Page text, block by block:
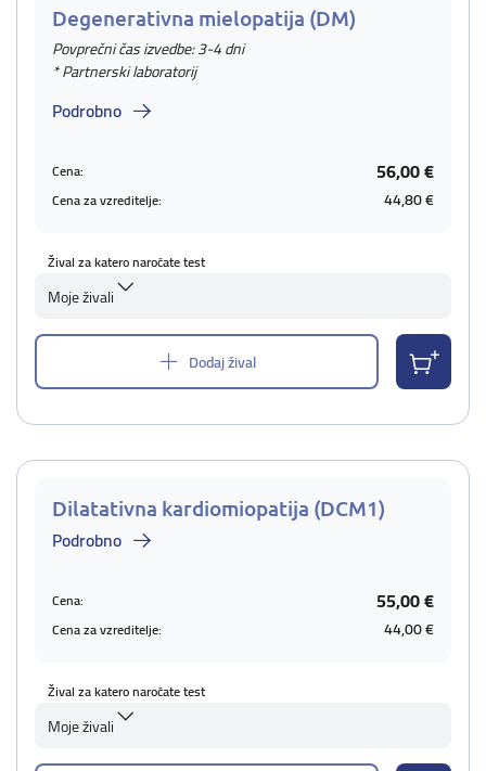
Degenerativna mielopatija (DM)
Povprečni čas izvedbe: 3-4 dni
* Partnerski laboratorij
Podrobno
Cena: 56,00 €
Cena za vzreditelje: 44,80 €
Žival za katero naročate test
Moje živali
Dodaj žival
Dilatativna kardiomiopatija (DCM1)
Podrobno
Cena: 55,00 €
Cena za vzreditelje: 44,00 €
Žival za katero naročate test
Moje živali